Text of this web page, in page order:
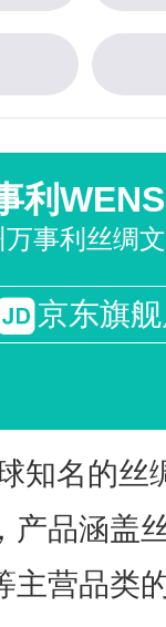
利
京东旗
知名的丝
产品涵盖
主营品类